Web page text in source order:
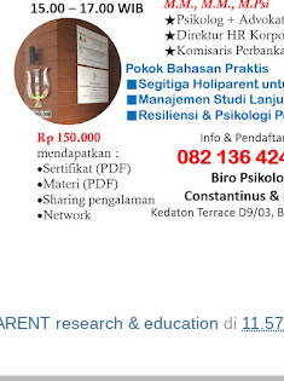
research & education di 11.57